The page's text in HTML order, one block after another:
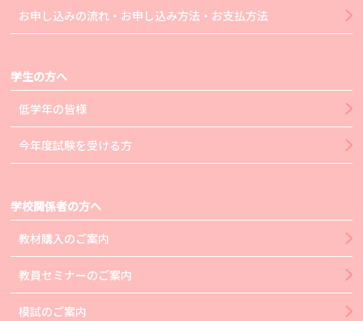
お申し込みの流れ・お申し込み方法・お支払方法
学生の方へ
低学年の皆様
今年度試験を受ける方
学校関係者の方へ
教材購入のご案内
教員セミナーのご案内
模試のご案内